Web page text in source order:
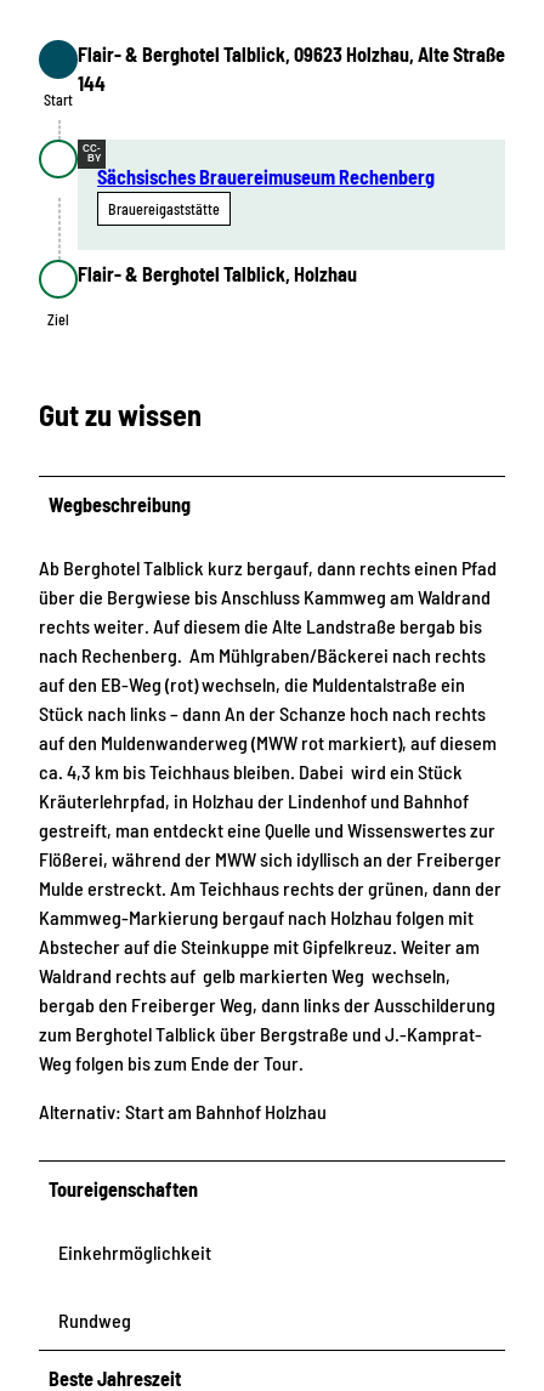
Start
Start
Flair- & Berghotel Talblick, 09623 Holzhau, Alte Straße
144
CC-
BY
Sächsisches Brauereimuseum Rechenberg
Brauereigaststätte
Ziel
Ziel
Flair- & Berghotel Talblick, Holzhau
Gut zu wissen
Wegbeschreibung
Ab Berghotel Talblick kurz bergauf, dann rechts einen Pfad
über die Bergwiese bis Anschluss Kammweg am Waldrand
rechts weiter. Auf diesem die Alte Landstraße bergab bis
nach Rechenberg. Am Mühlgraben/Bäckerei nach rechts
auf den EB-Weg (rot) wechseln, die Muldentalstraße ein
Stück nach links – dann An der Schanze hoch nach rechts
auf den Muldenwanderweg (MWW rot markiert), auf diesem
ca. 4,3 km bis Teichhaus bleiben. Dabei wird ein Stück
Kräuterlehrpfad, in Holzhau der Lindenhof und Bahnhof
gestreift, man entdeckt eine Quelle und Wissenswertes zur
Flößerei, während der MWW sich idyllisch an der Freiberger
Mulde erstreckt. Am Teichhaus rechts der grünen, dann der
Kammweg-Markierung bergauf nach Holzhau folgen mit
Abstecher auf die Steinkuppe mit Gipfelkreuz. Weiter am
Waldrand rechts auf gelb markierten Weg wechseln,
bergab den Freiberger Weg, dann links der Ausschilderung
zum Berghotel Talblick über Bergstraße und J.-Kamprat-
Weg folgen bis zum Ende der Tour.
Alternativ: Start am Bahnhof Holzhau
Toureigenschaften
Einkehrmöglichkeit
Rundweg
Beste Jahreszeit